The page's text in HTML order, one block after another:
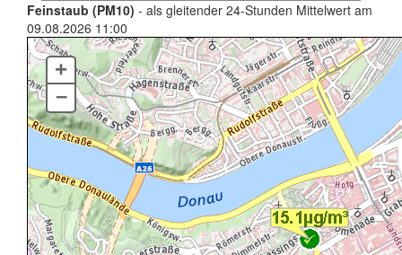
Feinstaub (PM10) - als gleitender 24-Stunden Mittelwert am
09.08.2026 11:00
+
–